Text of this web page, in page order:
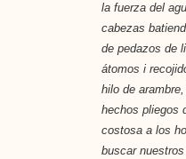
la fuerza del
cabezas
de pedazos de
átomos i
hilo de
hechos pliegos
costosa a los
buscar